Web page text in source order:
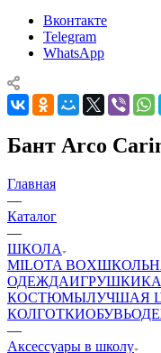
Вконтакте
Telegram
WhatsApp
Бант Arco
Главная
—
Каталог
—
ШКОЛА
MILOTA BOX
ОДЕЖДАИГРУШКИ
КОСТЮМЫЛУЧШАЯ
КОЛГОТКИОБУВЬ
—
Аксессуары в школу